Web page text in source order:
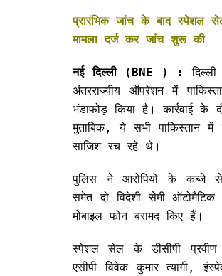
प्रारंभिक जांच के बाद स्पेशल
मामला दर्ज कर जांच शुरू की
नई दिल्ली (BNE ) :
अंतरराज्यीय ऑपरेशन में
भंडाफोड़ किया है। कार्रवाई के
मुताबिक, ये सभी पाकिस्तान
साजिश रच रहे थे।
पुलिस ने आरोपियों के कब्जे से
समेत दो विदेशी सेमी-
मोबाइल फोन बरामद किए हैं।
स्पेशल सेल के डीसीपी प्रवीण
एसीपी विवेक कुमार त्यागी,